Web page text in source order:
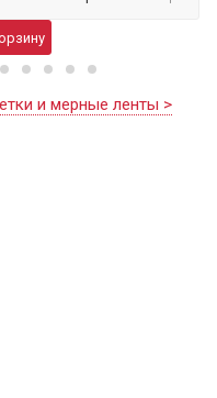
и мерные ленты >